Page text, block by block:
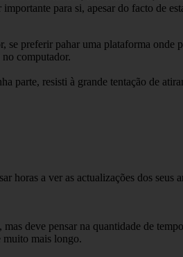
para si, apesar do facto de
preferir pahar uma plataforma onde
computador.
parte, resisti à grande tentação de
horas a ver as actualizações dos
deve pensar na quantidade de
muito mais longo.